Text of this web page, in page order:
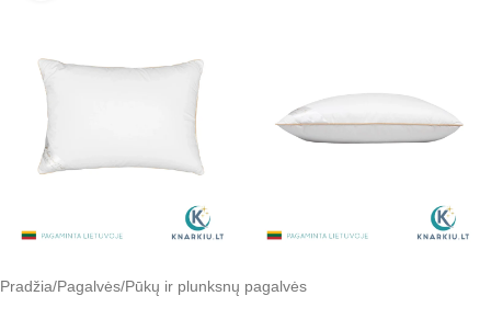
Pradžia/Pagalvės/Pūkų ir plunksnų pagalvės